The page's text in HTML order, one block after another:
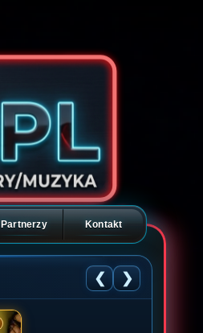
Partnerzy Kontakt
❮ ❯